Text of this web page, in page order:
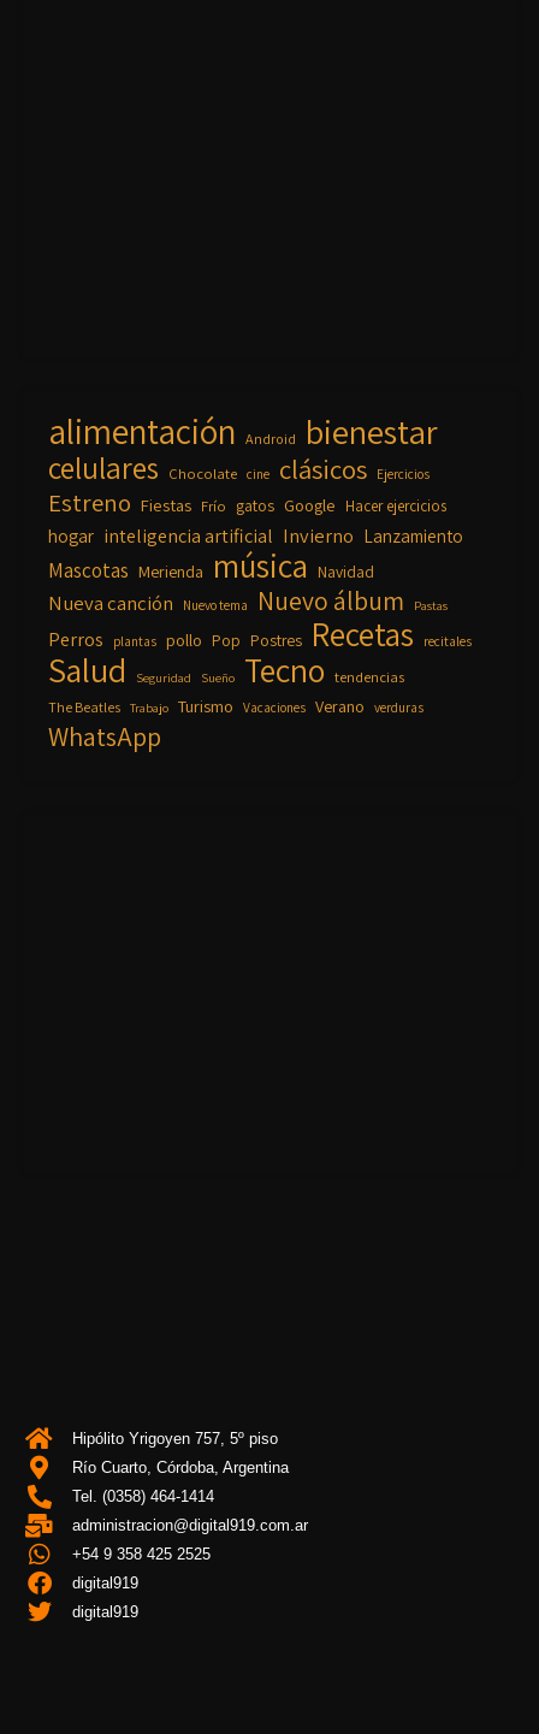
alimentación Android bienestar
celulares Chocolate cine clásicos Ejercicios
Estreno Fiestas Frío gatos Google Hacer ejercicios
hogar inteligencia artificial Invierno Lanzamiento
Mascotas Merienda música Navidad
Nueva canción Nuevo tema Nuevo álbum Pastas
Perros plantas pollo Pop Postres Recetas recitales
Salud Seguridad Sueño Tecno tendencias
The Beatles Trabajo Turismo Vacaciones Verano verduras
WhatsApp
Hipólito Yrigoyen 757, 5º piso
Río Cuarto, Córdoba, Argentina
Tel. (0358) 464-1414
administracion@digital919.com.ar
+54 9 358 425 2525
digital919
digital919